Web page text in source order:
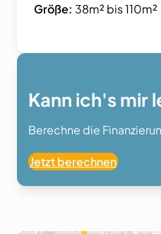
Größe: 38m² bis 110m²
Kann ich's mir
Berechne die
Jetzt berechnen